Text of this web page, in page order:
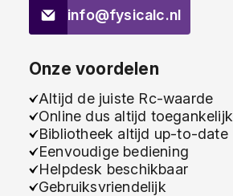
info@fysicalc.nl
Onze voordelen
Altijd de juiste Rc-waarde
Online dus altijd toegankelijk
Bibliotheek altijd up-to-date
Eenvoudige bediening
Helpdesk beschikbaar
Gebruiksvriendelijk